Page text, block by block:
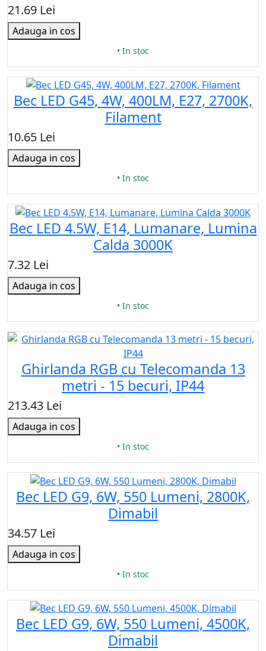
21.69 Lei
Adauga in cos
• In stoc
Bec LED G45, 4W, 400LM, E27, 2700K,
Filament
10.65 Lei
Adauga in cos
• In stoc
Bec LED 4.5W, E14, Lumanare, Lumina
Calda 3000K
7.32 Lei
Adauga in cos
• In stoc
Ghirlanda RGB cu Telecomanda 13
metri - 15 becuri, IP44
213.43 Lei
Adauga in cos
• In stoc
Bec LED G9, 6W, 550 Lumeni, 2800K,
Dimabil
34.57 Lei
Adauga in cos
• In stoc
Bec LED G9, 6W, 550 Lumeni, 4500K,
Dimabil